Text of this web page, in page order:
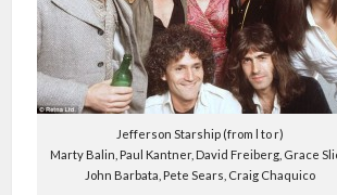
Jefferson Starship (from l to r)
Marty Balin, Paul Kantner, David Freiberg, Grace
John Barbata, Pete Sears, Craig Chaquico